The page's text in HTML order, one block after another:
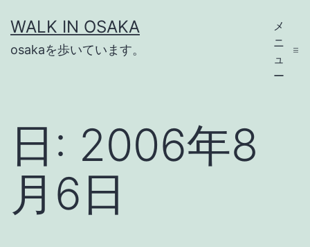
ン
テ
WALK IN OSAKA
osakaを歩いています。
メ
ニ
ュ
ー
日: 2006年8
月6日